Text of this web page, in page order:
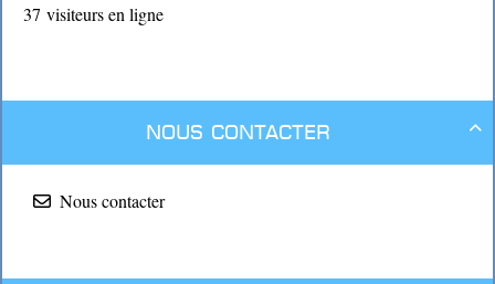
37 visiteurs en ligne

Nous contacter
Nous contacter